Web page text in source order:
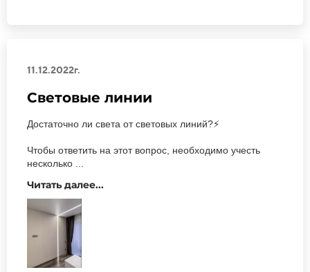
11.12.2022г.
Световые линии
Достаточно ли света от световых линий?⚡
Чтобы ответить на этот вопрос, необходимо учесть
несколько ...
Читать далее...